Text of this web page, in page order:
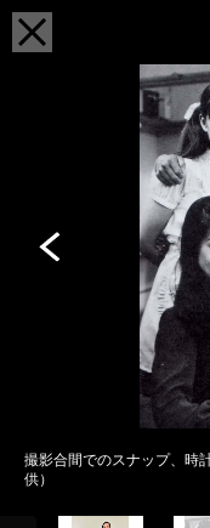
撮影合間でのスナップ、時
供）